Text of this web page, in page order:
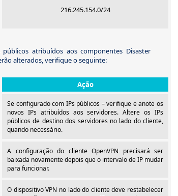
216.245.154.0/24
atribuídos aos componentes Disaster
alterados, verifique o seguinte:
Ação
Se configurado com IPs públicos – verifique e anote os
novos IPs atribuídos aos servidores. Altere os IPs
públicos de destino dos servidores no lado do cliente,
quando necessário.
A configuração do cliente OpenVPN precisará ser
baixada novamente depois que o intervalo de IP mudar
para funcionar.
O dispositivo VPN no lado do cliente deve restabelecer